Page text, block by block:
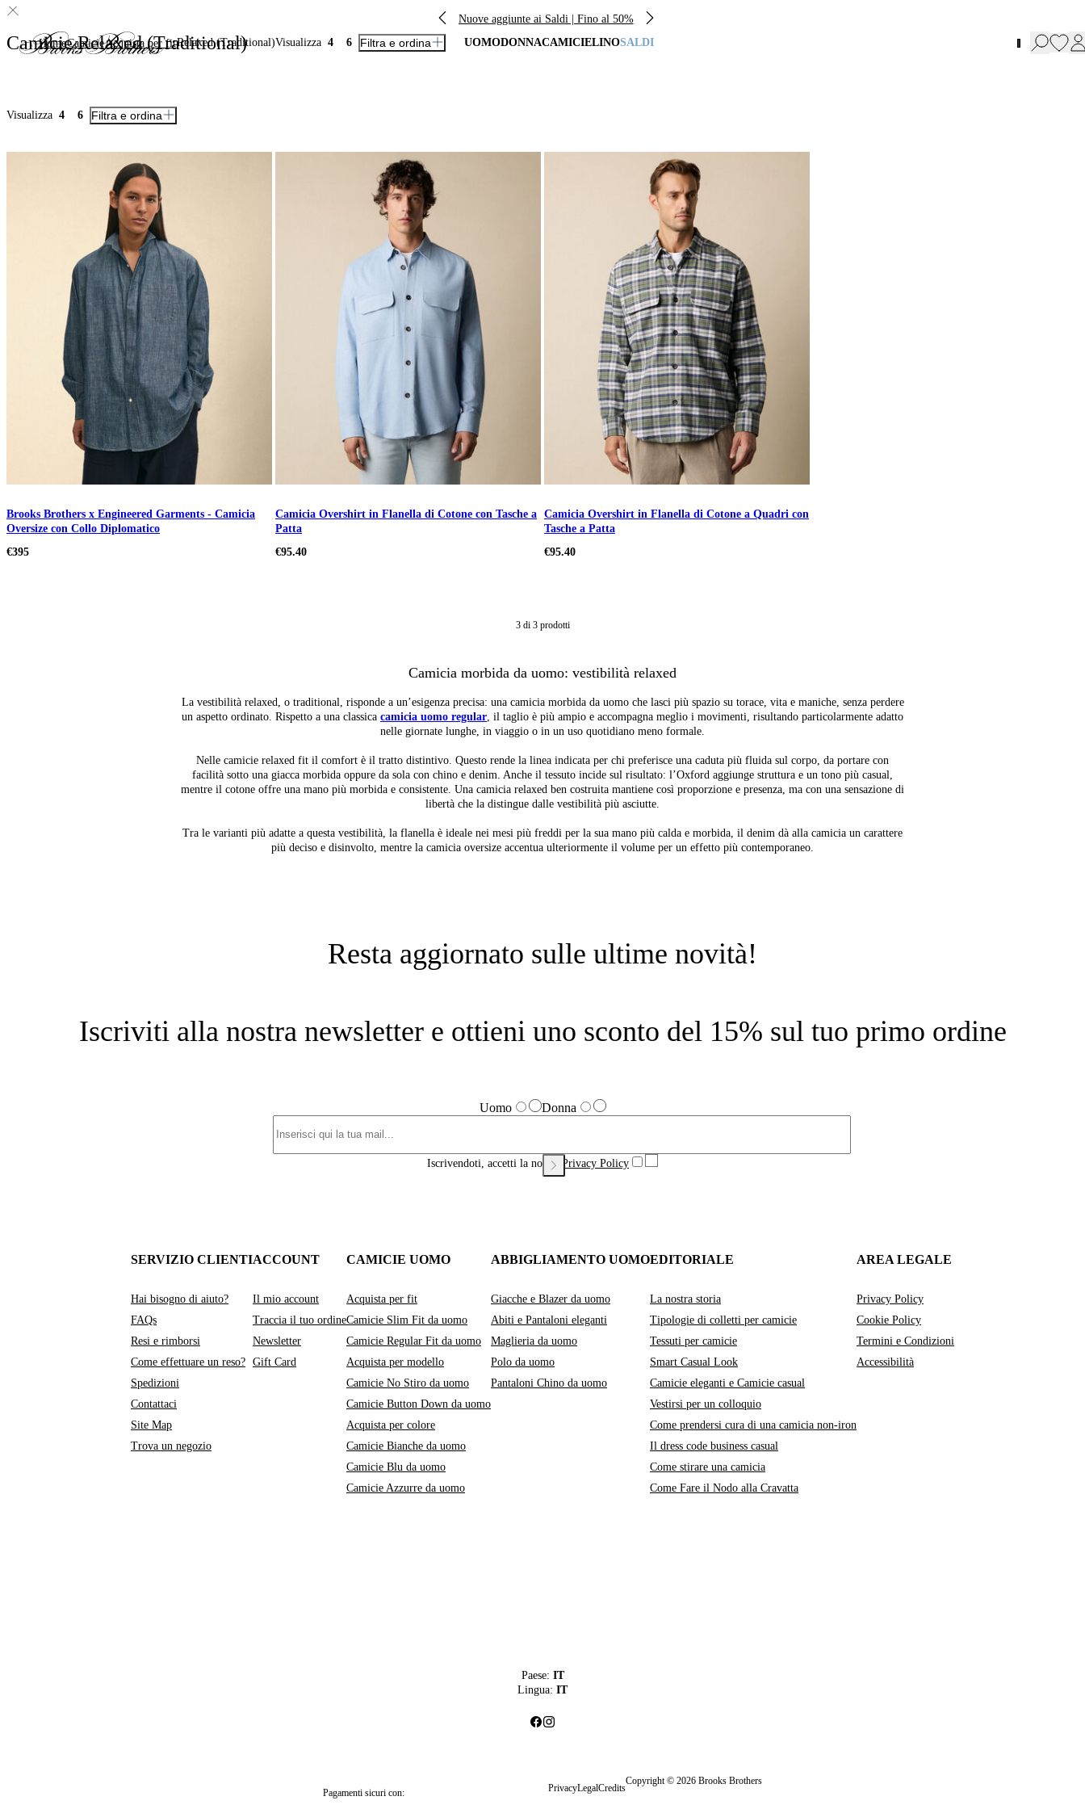
Nuove aggiunte ai Saldi | Fino al 50%
UOMODONNACAMICIELINOSALDI
HomeCamicieAcquista per fitRelaxed (Traditional)Visualizza 4 6 Filtra e ordina
Camicie Relaxed (Traditional)
Visualizza 4 6 Filtra e ordina
Brooks Brothers x Engineered Garments - Camicia
Oversize con Collo Diplomatico
€395
Camicia Overshirt in Flanella di Cotone con Tasche a
Patta
€95.40
Camicia Overshirt in Flanella di Cotone a Quadri con
Tasche a Patta
€95.40
3di 3prodotti
Camicia morbida da uomo: vestibilità relaxed
La vestibilità relaxed, o traditional, risponde a un’esigenza precisa: una camicia morbida da uomo che lasci più spazio su torace, vita e maniche, senza perdere
un aspetto ordinato. Rispetto a una classica camicia uomo regular, il taglio è più ampio e accompagna meglio i movimenti, risultando particolarmente adatto
nelle giornate lunghe, in viaggio o in un uso quotidiano meno formale.
Nelle camicie relaxed fit il comfort è il tratto distintivo. Questo rende la linea indicata per chi preferisce una caduta più fluida sul corpo, da portare con
facilità sotto una giacca morbida oppure da sola con chino e denim. Anche il tessuto incide sul risultato: l’Oxford aggiunge struttura e un tono più casual,
mentre il cotone offre una mano più morbida e consistente. Una camicia relaxed ben costruita mantiene così proporzione e presenza, ma con una sensazione di
libertà che la distingue dalle vestibilità più asciutte.
Tra le varianti più adatte a questa vestibilità, la flanella è ideale nei mesi più freddi per la sua mano più calda e morbida, il denim dà alla camicia un carattere
più deciso e disinvolto, mentre la camicia oversize accentua ulteriormente il volume per un effetto più contemporaneo.
Resta aggiornato sulle ultime novità!
Iscriviti alla nostra newsletter e ottieni uno sconto del 15% sul tuo primo ordine
Uomo Donna
Iscrivendoti, accetti la nostra Privacy Policy
SERVIZIO CLIENTI
Hai bisogno di aiuto?
FAQs
Resi e rimborsi
Come effettuare un reso?
Spedizioni
Contattaci
Site Map
Trova un negozio
ACCOUNT
Il mio account
Traccia il tuo ordine
Newsletter
Gift Card
CAMICIE UOMO
Acquista per fit
Camicie Slim Fit da uomo
Camicie Regular Fit da uomo
Acquista per modello
Camicie No Stiro da uomo
Camicie Button Down da uomo
Acquista per colore
Camicie Bianche da uomo
Camicie Blu da uomo
Camicie Azzurre da uomo
ABBIGLIAMENTO UOMO
Giacche e Blazer da uomo
Abiti e Pantaloni eleganti
Maglieria da uomo
Polo da uomo
Pantaloni Chino da uomo
EDITORIALE
La nostra storia
Tipologie di colletti per camicie
Tessuti per camicie
Smart Casual Look
Camicie eleganti e Camicie casual
Vestirsi per un colloquio
Come prendersi cura di una camicia non-iron
Il dress code business casual
Come stirare una camicia
Come Fare il Nodo alla Cravatta
AREA LEGALE
Privacy Policy
Cookie Policy
Termini e Condizioni
Accessibilità
Paese: IT
Lingua: IT
Pagamenti sicuri con: PrivacyLegalCredits
Copyright © 2026 Brooks Brothers